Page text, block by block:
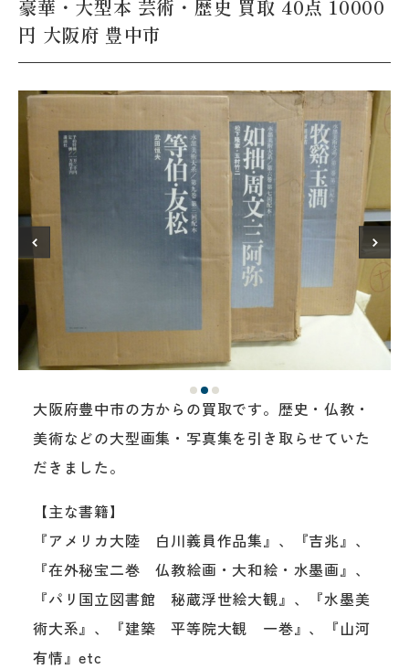
豪華・大型本 芸術・歴史 買取 40点 10000
円 大阪府 豊中市
大阪府豊中市の方からの買取です。歴史・仏教・
美術などの大型画集・写真集を引き取らせていた
だきました。
【主な書籍】
『アメリカ大陸 白川義員作品集』、『吉兆』、
『在外秘宝二巻 仏教絵画・大和絵・水墨画』、
『パリ国立図書館 秘蔵浮世絵大観』、『水墨美
術大系』、『建築 平等院大観 一巻』、『山河
有情』etc